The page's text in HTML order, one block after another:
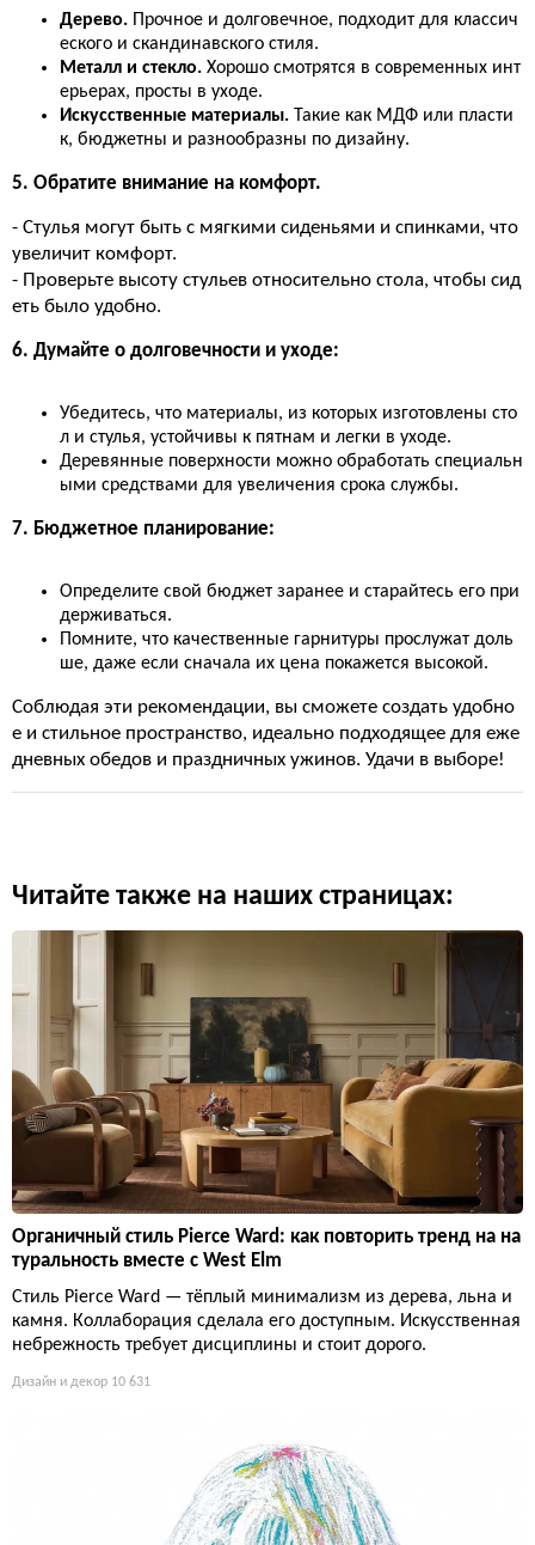
Дерево. Прочное и долговечное, подходит для классич
еского и скандинавского стиля.
Металл и стекло. Хорошо смотрятся в современных инт
ерьерах, просты в уходе.
Искусственные материалы. Такие как МДФ или пласти
к, бюджетны и разнообразны по дизайну.
5. Обратите внимание на комфорт.
- Стулья могут быть с мягкими сиденьями и спинками, что
увеличит комфорт.
- Проверьте высоту стульев относительно стола, чтобы сид
еть было удобно.
6. Думайте о долговечности и уходе:
Убедитесь, что материалы, из которых изготовлены сто
л и стулья, устойчивы к пятнам и легки в уходе.
Деревянные поверхности можно обработать специальн
ыми средствами для увеличения срока службы.
7. Бюджетное планирование:
Определите свой бюджет заранее и старайтесь его при
держиваться.
Помните, что качественные гарнитуры прослужат доль
ше, даже если сначала их цена покажется высокой.
Соблюдая эти рекомендации, вы сможете создать удобно
е и стильное пространство, идеально подходящее для еже
дневных обедов и праздничных ужинов. Удачи в выборе!
Читайте также на наших страницах:
Органичный стиль Pierce Ward: как повторить тренд на на
туральность вместе с West Elm
Стиль Pierce Ward — тёплый минимализм из дерева, льна и
камня. Коллаборация сделала его доступным. Искусственная
небрежность требует дисциплины и стоит дорого.
Дизайн и декор 10 631